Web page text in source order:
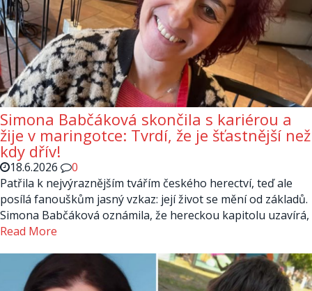
Simona Babčáková skončila s kariérou a
žije v maringotce: Tvrdí, že je šťastnější než
kdy dřív!
18.6.2026
0
Patřila k nejvýraznějším tvářím českého herectví, teď ale
posílá fanouškům jasný vzkaz: její život se mění od základů.
Simona Babčáková oznámila, že hereckou kapitolu uzavírá,
Read More